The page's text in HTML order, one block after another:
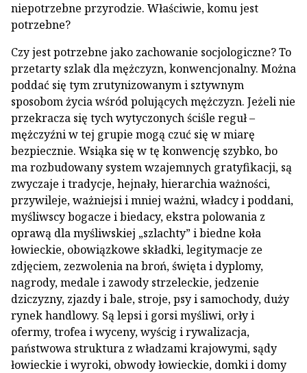
niepotrzebne przyrodzie. Właściwie, komu jest
potrzebne?
Czy jest potrzebne jako zachowanie socjologiczne? To
przetarty szlak dla mężczyzn, konwencjonalny. Można
poddać się tym zrutynizowanym i sztywnym
sposobom życia wśród polujących mężczyzn. Jeżeli nie
przekracza się tych wytyczonych ściśle reguł –
mężczyźni w tej grupie mogą czuć się w miarę
bezpiecznie. Wsiąka się w tę konwencję szybko, bo
ma rozbudowany system wzajemnych gratyfikacji, są
zwyczaje i tradycje, hejnały, hierarchia ważności,
przywileje, ważniejsi i mniej ważni, władcy i poddani,
myśliwscy bogacze i biedacy, ekstra polowania z
oprawą dla myśliwskiej „szlachty” i biedne koła
łowieckie, obowiązkowe składki, legitymacje ze
zdjęciem, zezwolenia na broń, święta i dyplomy,
nagrody, medale i zawody strzeleckie, jedzenie
dziczyzny, zjazdy i bale, stroje, psy i samochody, duży
rynek handlowy. Są lepsi i gorsi myśliwi, orły i
ofermy, trofea i wyceny, wyścig i rywalizacja,
państwowa struktura z władzami krajowymi, sądy
łowieckie i wyroki, obwody łowieckie, domki i domy